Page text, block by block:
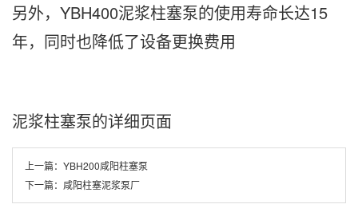
另外，YBH400泥浆柱塞泵的使用寿命长达15
年，同时也降低了设备更换费用
泥浆柱塞泵的详细页面
上一篇： YBH200咸阳柱塞泵
下一篇： 咸阳柱塞泥浆泵厂